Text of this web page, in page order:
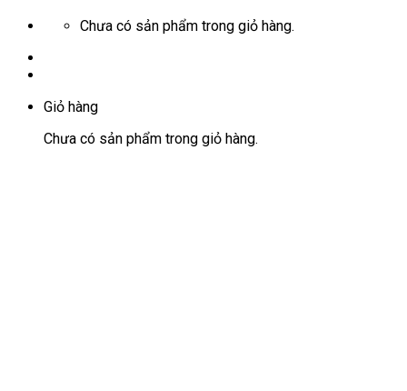
Chưa có sản phẩm trong giỏ hàng.
Giỏ hàng
Chưa có sản phẩm trong giỏ hàng.